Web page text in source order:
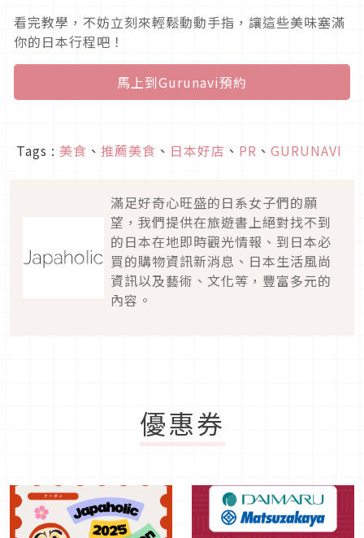
看完教學，不妨立刻來輕鬆動動手指，讓這些美味塞滿
你的日本行程吧！
馬上到Gurunavi預約
Tags : 美食 、 推薦美食 、 日本好店 、 PR 、 GURUNAVI
滿足好奇心旺盛的日系女子們的願
望，我們提供在旅遊書上絕對找不到
的日本在地即時觀光情報、到日本必
買的購物資訊新消息、日本生活風尚
資訊以及藝術、文化等，豐富多元的
內容。
優惠券